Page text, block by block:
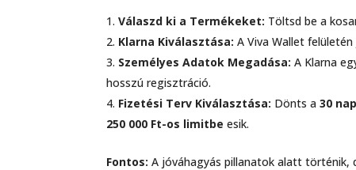
Válaszd ki a Termékeket: Töltsd be a
Klarna Kiválasztása: A Viva Wallet
Személyes Adatok Megadása: A Klarna
hosszú regisztráció.
Fizetési Terv Kiválasztása: Dönts a30
250 000 Ft-os limitbe esik.
Fontos: A jóváhagyás pillanatok alatt történik,